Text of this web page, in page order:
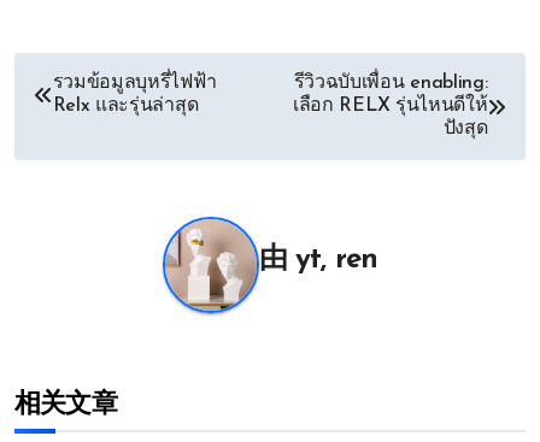
文รวมข้อมูลบุหรี่ไฟฟ้า
Relx และรุ่นล่าสุด
รีวิวฉบับเพื่อน enabling:
เลือก RELX รุ่นไหนดีให้
ปังสุด
由yt, ren
相关文章